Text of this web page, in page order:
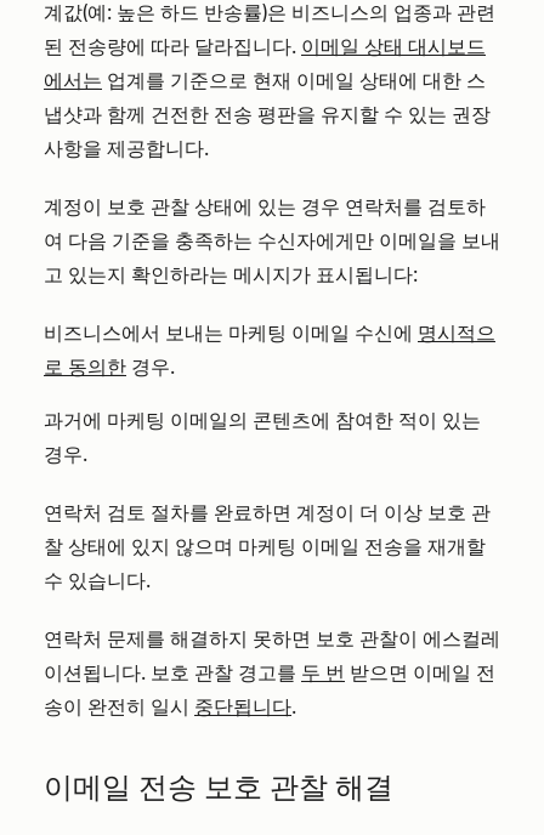
계값(예: 높은 하드 반송률)은 비즈니스의 업종과 관련
된 전송량에 따라 달라집니다. 이메일 상태 대시보드
에서는 업계를 기준으로 현재 이메일 상태에 대한 스
냅샷과 함께 건전한 전송 평판을 유지할 수 있는 권장
사항을 제공합니다.
계정이 보호 관찰 상태에 있는 경우 연락처를 검토하
여 다음 기준을 충족하는 수신자에게만 이메일을 보내
고 있는지 확인하라는 메시지가 표시됩니다:
비즈니스에서 보내는 마케팅 이메일 수신에 명시적으
로 동의한 경우.
과거에 마케팅 이메일의 콘텐츠에 참여한 적이 있는
경우.
연락처 검토 절차를 완료하면 계정이 더 이상 보호 관
찰 상태에 있지 않으며 마케팅 이메일 전송을 재개할
수 있습니다.
연락처 문제를 해결하지 못하면 보호 관찰이 에스컬레
이션됩니다. 보호 관찰 경고를 두 번 받으면 이메일 전
송이 완전히 일시 중단됩니다.
이메일 전송 보호 관찰 해결